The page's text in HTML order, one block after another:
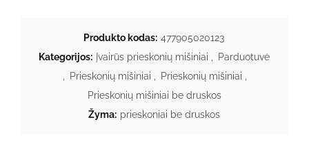
Produkto kodas: 477905020123
Kategorijos: Įvairūs prieskonių mišiniai
Parduotuvė
Prieskonių mišiniai Prieskonių mišiniai
Prieskonių mišiniai be druskos
Žyma: prieskoniai be druskos